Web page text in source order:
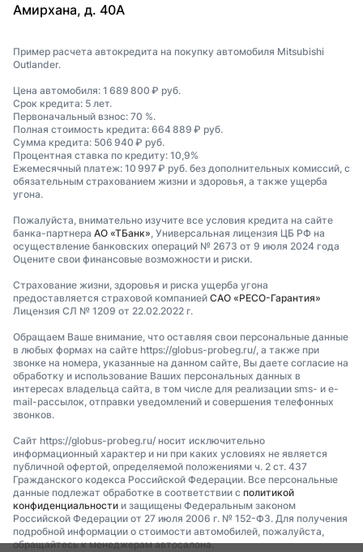
Амирхана, д. 40А
Пример расчета автокредита на покупку автомобиля Mitsubishi
Outlander.
Цена автомобиля: 1 689 800 ₽ руб.
Срок кредита: 5 лет.
Первоначальный взнос: 70 %.
Полная стоимость кредита: 664 889 ₽ руб.
Сумма кредита: 506 940 ₽ руб.
Процентная ставка по кредиту: 10,9%
Ежемесячный платеж: 10 997 ₽ руб. без дополнительных комиссий, с
обязательным страхованием жизни и здоровья, а также ущерба
угона.
Пожалуйста, внимательно изучите все условия кредита на сайте
банка-партнера АО «ТБанк», Универсальная лицензия ЦБ РФ на
осуществление банковских операций № 2673 от 9 июля 2024 года
Оцените свои финансовые возможности и риски.
Страхование жизни, здоровья и риска ущерба угона
предоставляется страховой компанией САО «РЕСО-Гарантия»
Лицензия СЛ № 1209 от 22.02.2022 г.
Обращаем Ваше внимание, что оставляя свои персональные данные
в любых формах на сайте https://globus-probeg.ru/, а также при
звонке на номера, указанные на данном сайте, Вы даете согласие на
обработку и использование Ваших персональных данных в
интересах владельца сайта, в том числе для реализации sms- и e-
mail-рассылок, отправки уведомлений и совершения телефонных
звонков.
Сайт https://globus-probeg.ru/ носит исключительно
информационный характер и ни при каких условиях не является
публичной офертой, определяемой положениями ч. 2 ст. 437
Гражданского кодекса Российской Федерации. Все персональные
данные подлежат обработке в соответствии с политикой
конфиденциальности и защищены Федеральным законом
Российской Федерации от 27 июля 2006 г. № 152-ФЗ. Для получения
подробной информации о стоимости автомобилей, пожалуйста,
обращайтесь к менеджерам автосалона.